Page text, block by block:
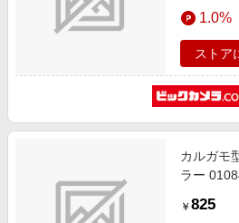
1.0%
ストア
カルガモ
ラー
￥ 825